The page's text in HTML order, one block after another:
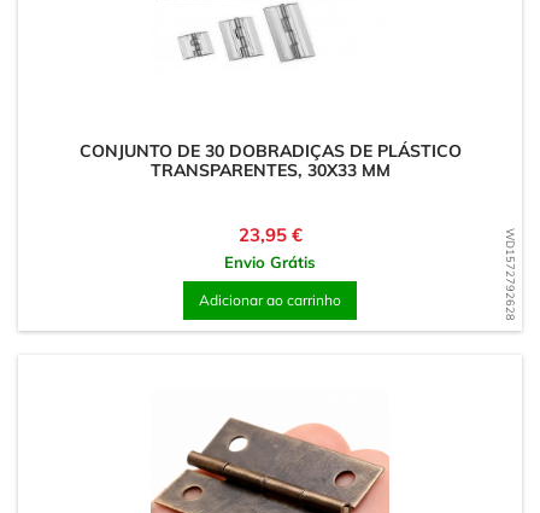
WD1572792628
CONJUNTO DE 30 DOBRADIÇAS DE PLÁSTICO
TRANSPARENTES, 30X33 MM
Preço
23,95 €
Envio Grátis
Adicionar ao carrinho